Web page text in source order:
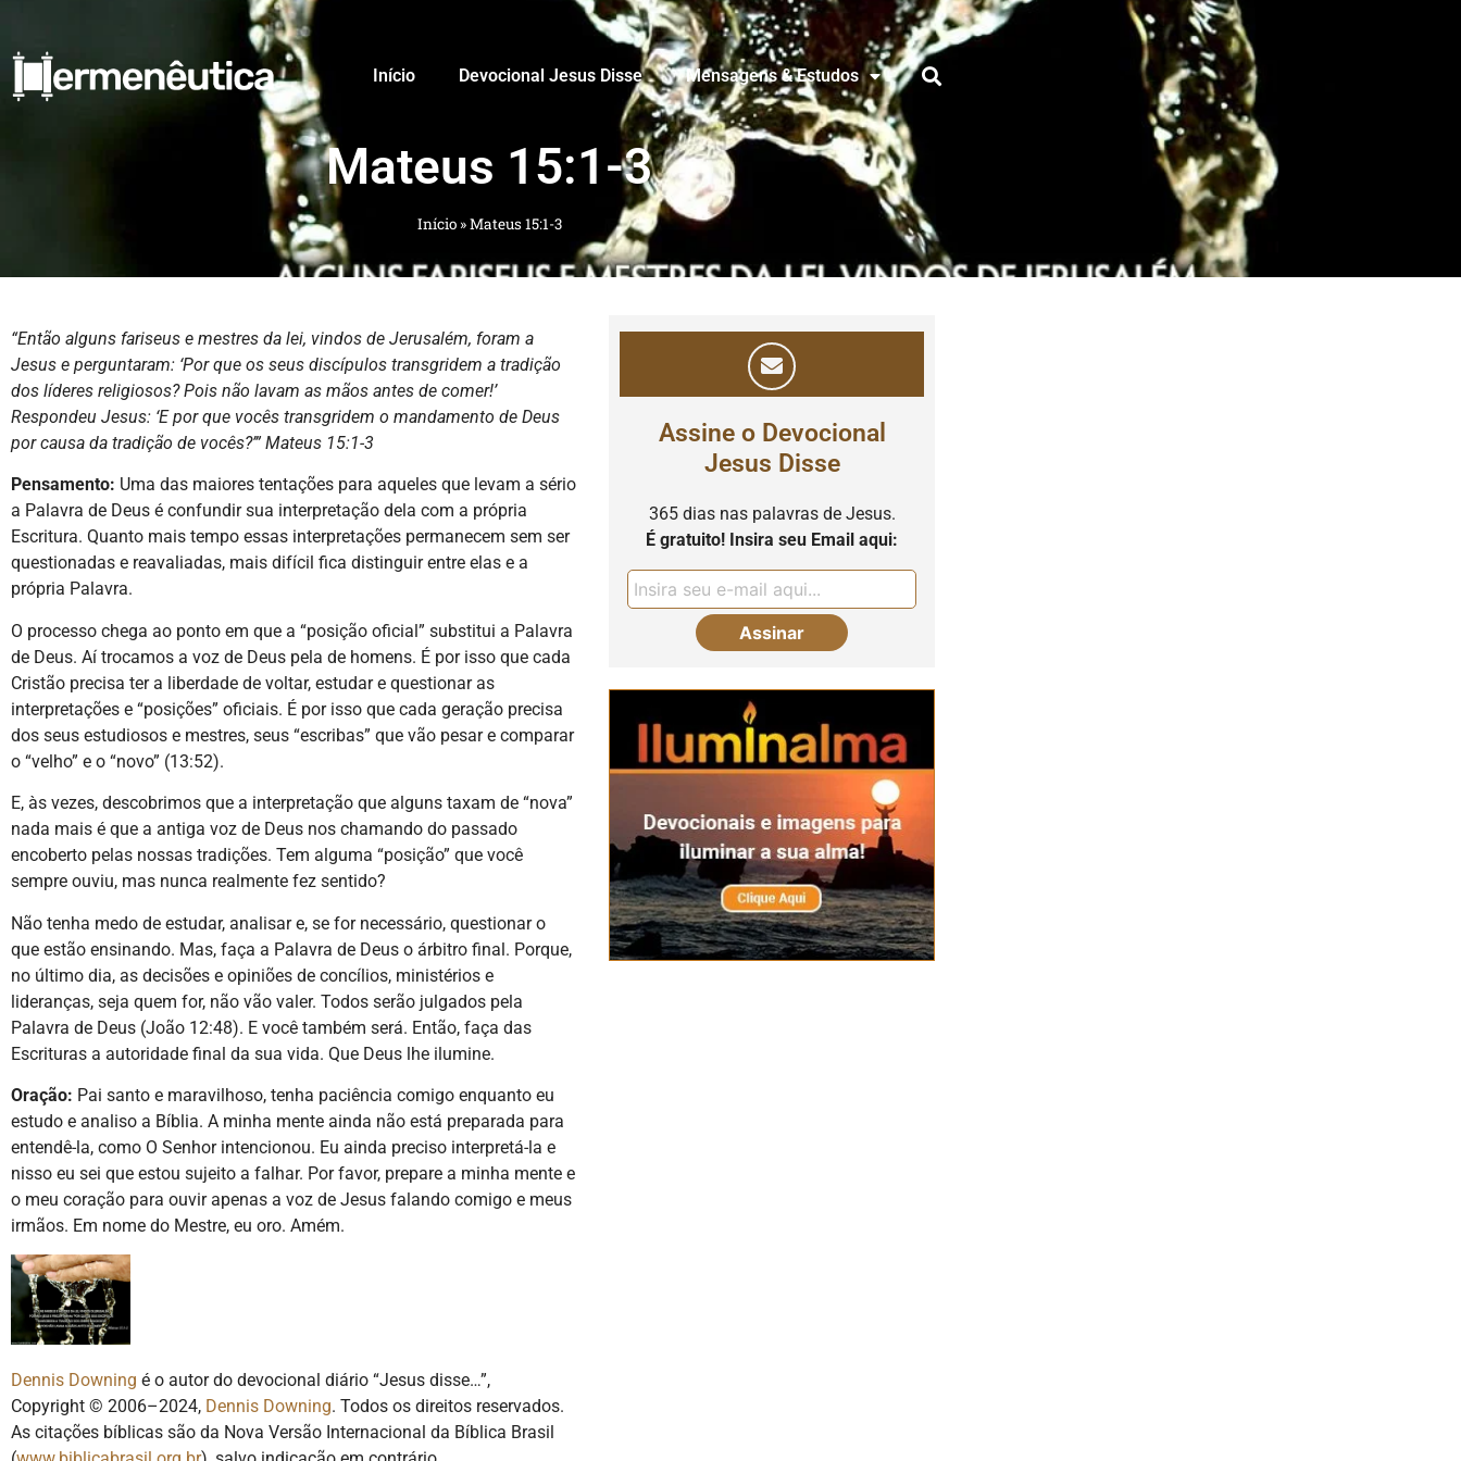
Início Devocional Jesus Disse Mensagens & Estudos
Mateus 15:1-3
Início»Mateus 15:1-3
“Então alguns fariseus e mestres da lei, vindos de Jerusalém, foram a
Jesus e perguntaram: ‘Por que os seus discípulos transgridem a tradição
dos líderes religiosos? Pois não lavam as mãos antes de comer!’
Respondeu Jesus: ‘E por que vocês transgridem o mandamento de Deus
por causa da tradição de vocês?’”Mateus 15:1-3
Pensamento: Uma das maiores tentações para aqueles que levam a sério
a Palavra de Deus é confundir sua interpretação dela com a própria
Escritura. Quanto mais tempo essas interpretações permanecem sem ser
questionadas e reavaliadas, mais difícil fica distinguir entre elas e a
própria Palavra.
O processo chega ao ponto em que a “posição oficial” substitui a Palavra
de Deus. Aí trocamos a voz de Deus pela de homens. É por isso que cada
Cristão precisa ter a liberdade de voltar, estudar e questionar as
interpretações e “posições” oficiais. É por isso que cada geração precisa
dos seus estudiosos e mestres, seus “escribas” que vão pesar e comparar
o “velho” e o “novo” (13:52).
E, às vezes, descobrimos que a interpretação que alguns taxam de “nova”
nada mais é que a antiga voz de Deus nos chamando do passado
encoberto pelas nossas tradições. Tem alguma “posição” que você
sempre ouviu, mas nunca realmente fez sentido?
Não tenha medo de estudar, analisar e, se for necessário, questionar o
que estão ensinando. Mas, faça a Palavra de Deus o árbitro final. Porque,
no último dia, as decisões e opiniões de concílios, ministérios e
lideranças, seja quem for, não vão valer. Todos serão julgados pela
Palavra de Deus (João 12:48). E você também será. Então, faça das
Escrituras a autoridade final da sua vida. Que Deus lhe ilumine.
Oração: Pai santo e maravilhoso, tenha paciência comigo enquanto eu
estudo e analiso a Bíblia. A minha mente ainda não está preparada para
entendê-la, como O Senhor intencionou. Eu ainda preciso interpretá-la e
nisso eu sei que estou sujeito a falhar. Por favor, prepare a minha mente e
o meu coração para ouvir apenas a voz de Jesus falando comigo e meus
irmãos. Em nome do Mestre, eu oro. Amém.
Dennis Downing é o autor do devocional diário “Jesus disse…”,
Copyright © 2006–2024, Dennis Downing. Todos os direitos reservados.
As citações bíblicas são da Nova Versão Internacional da Bíblica Brasil
Assine o Devocional
Jesus Disse
365 dias nas palavras de Jesus.
É gratuito! Insira seu Email aqui: